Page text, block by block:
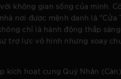
không gian sống của mình.
nơi được mệnh danh là "Cửa
chỉ là hành động thắp
trợ lực vô hình nhưng xoay
kích hoạt cung Quý Nhân